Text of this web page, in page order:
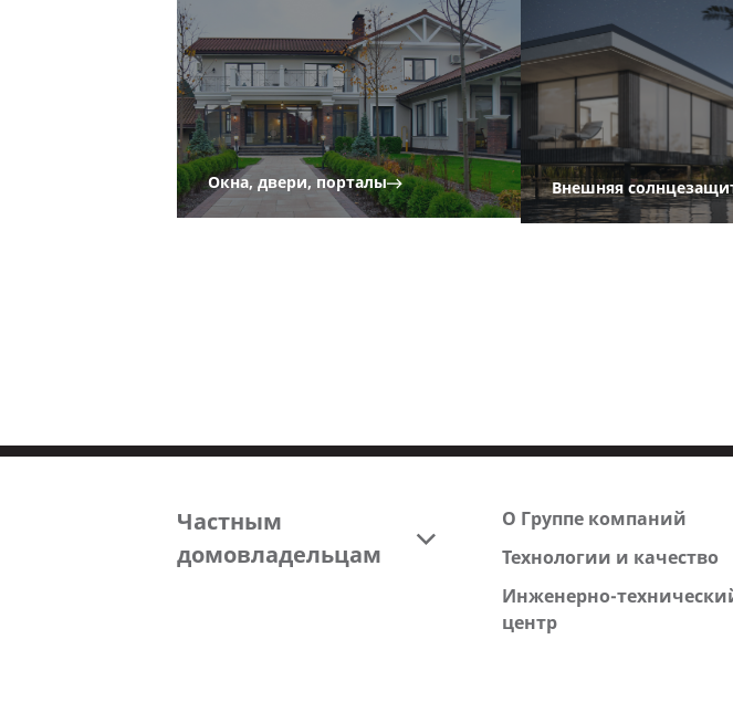
Окна, двери, порталы Внешняя
Частным
домовладельцам
О Группе компаний
Технологии и качество
Инженерно-
центр